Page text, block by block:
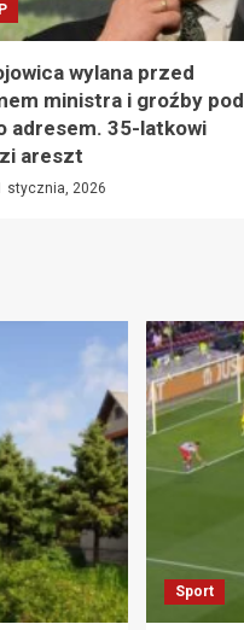
wylana przed
ministra i groźby pod
adresem. 35-latkowi
areszt
stycznia, 2026
Sport